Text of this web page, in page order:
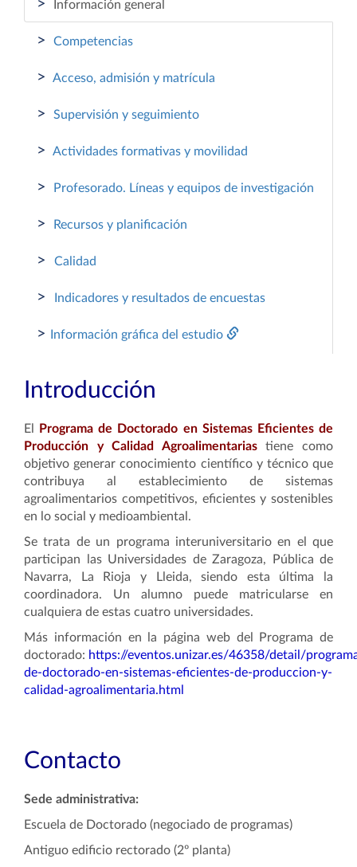
> Información general
> Competencias
> Acceso, admisión y matrícula
> Supervisión y seguimiento
> Actividades formativas y movilidad
> Profesorado. Líneas y equipos de investigación
> Recursos y planificación
> Calidad
> Indicadores y resultados de encuestas
> Información gráfica del estudio
Introducción
El
Programa de Doctorado en Sistemas Eficientes de
Producción y Calidad Agroalimentariastiene como
objetivo generar conocimiento científico y técnico que
contribuya al establecimiento de sistemas
agroalimentarios competitivos, eficientes y sostenibles
en lo social y medioambiental.
Se trata de un programa interuniversitario en el que
participan las Universidades de Zaragoza, Pública de
Navarra, La Rioja y Lleida, siendo esta última la
coordinadora. Un alumno puede matricularse en
cualquiera de estas cuatro universidades.
Más información en la página web del Programa de
doctorado: https://eventos.unizar.es/46358/detail/
de-doctorado-en-sistemas-eficientes-de-produccion-y-
calidad-agroalimentaria.html
Contacto
Sede administrativa:
Escuela de Doctorado (negociado de programas)
Antiguo edificio rectorado (2º planta)